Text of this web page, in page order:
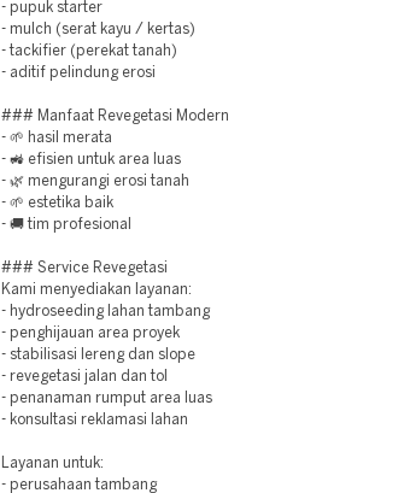
- pupuk starter
- mulch (serat kayu / kertas)
- tackifier (perekat tanah)
- aditif pelindung erosi
### Manfaat Revegetasi Modern
- 🌱 hasil merata
- 🚜 efisien untuk area luas
- 🌿 mengurangi erosi tanah
- 🌱 estetika baik
- 🚚 tim profesional
### Service Revegetasi
Kami menyediakan layanan:
- hydroseeding lahan tambang
- penghijauan area proyek
- stabilisasi lereng dan slope
- revegetasi jalan dan tol
- penanaman rumput area luas
- konsultasi reklamasi lahan
Layanan untuk:
- perusahaan tambang